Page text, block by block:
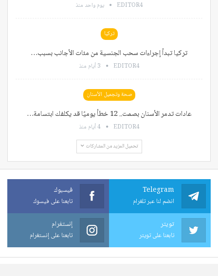
EDITOR4 يوم واحد منذ
تركيا
تركيا تبدأ إجراءات سحب الجنسية من مئات الأجانب بسبب…
EDITOR4 3 أيام منذ
صحة وتجميل الأسنان
عادات تدمر الأسنان بصمت.. 12 خطأ يوميًا قد يكلفك ابتسامة…
EDITOR4 4 أيام منذ
تحميل المزيد من المشاركات
Telegram
انضم لنا عبر تلغرام
فيسبوك
تابعنا على فيسوك
تويتر
تابعنا على تويتر
إنستغرام
تابعنا على إنستغرام